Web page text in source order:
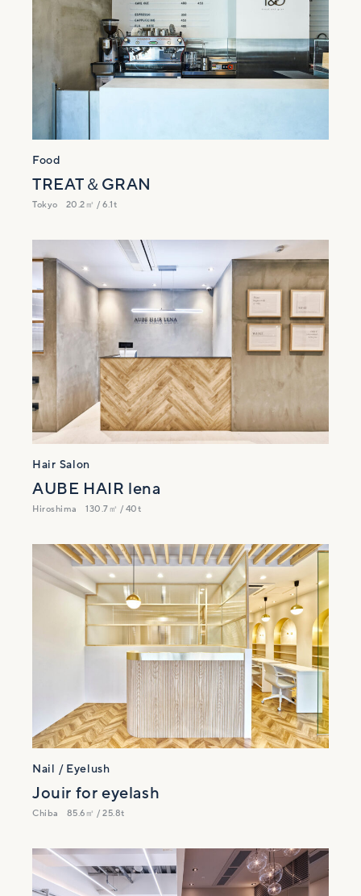
Food
TREAT＆GRAN
Tokyo 20.2㎡ / 6.1t
Hair Salon
AUBE HAIR lena
Hiroshima 130.7㎡ / 40t
Nail / Eyelush
Jouir for eyelash
Chiba 85.6㎡ / 25.8t